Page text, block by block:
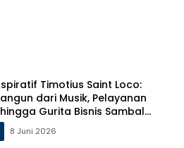
Timotius Saint Loco:
dari Musik, Pelayanan
Gurita Bisnis Sambal
8 Juni 2026